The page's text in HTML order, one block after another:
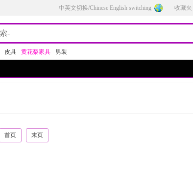
中英文切换/Chinese English switching 收藏夹
皮具 黄花梨家具 男装
首页 末页